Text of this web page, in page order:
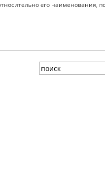
его наименования,